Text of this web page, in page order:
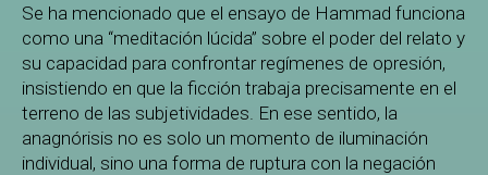
Se ha mencionado que el ensayo de Hammad funciona
como una “meditación lúcida” sobre el poder del relato y
su capacidad para confrontar regímenes de opresión,
insistiendo en que la ficción trabaja precisamente en el
terreno de las subjetividades. En ese sentido, la
anagnórisis no es solo un momento de iluminación
individual, sino una forma de ruptura con la negación